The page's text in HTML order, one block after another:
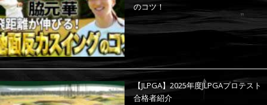
のコツ！
【JLPGA】2025年度JLPGAプロテスト
合格者紹介